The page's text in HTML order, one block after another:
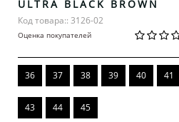
ULTRA BLACK BROWN
Код товара:: 3126-02
Оценка покупателей
36 37 38 39 40 41
43 44 45